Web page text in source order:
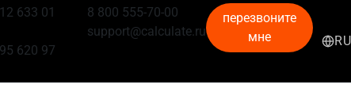
633 01
620 97
8 800 555-70-00
support@calculate.ru
перезвоните
мне
RU